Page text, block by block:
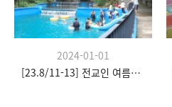
2024-01-01
[23.8/11-13] 전교인 여름수련회